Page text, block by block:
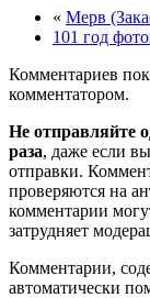
« Мерв
101 год
Комментариев
комментатором.
Не отправляйте
раза, даже если
отправки.
проверяются на
комментарии
затрудняет
Комментарии,
автоматически